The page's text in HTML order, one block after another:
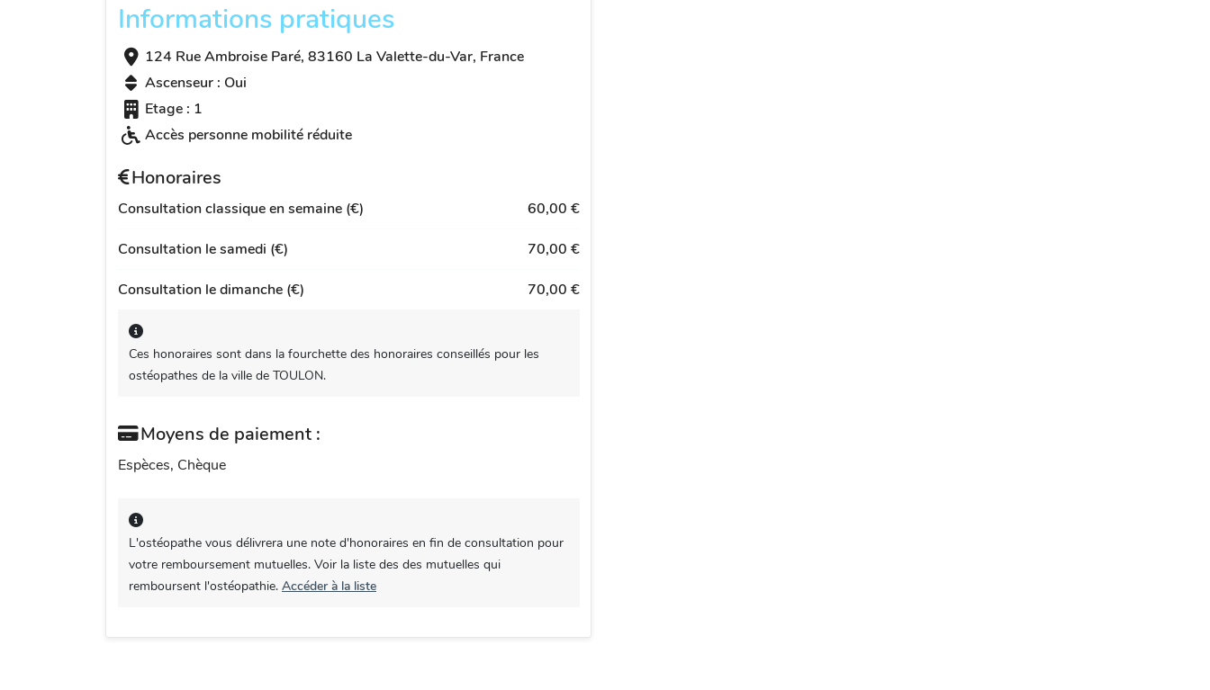
Informations pratiques
124 Rue Ambroise Paré, 83160 La Valette-du-Var, France
Ascenseur : Oui
Etage : 1
Accès personne mobilité réduite
Honoraires
Consultation classique en semaine (€) 60,00 €
Consultation le samedi (€) 70,00 €
Consultation le dimanche (€) 70,00 €
Ces honoraires sont dans la fourchette des honoraires conseillés pour les
ostéopathes de la ville de TOULON.
Moyens de paiement :
Espèces, Chèque
L'ostéopathe vous délivrera une note d'honoraires en fin de consultation pour
votre remboursement mutuelles. Voir la liste des des mutuelles qui
remboursent l'ostéopathie. Accéder à la liste